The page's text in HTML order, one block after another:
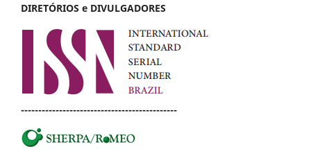
DIRETÓRIOS e DIVULGADORES
---------------------------------------------